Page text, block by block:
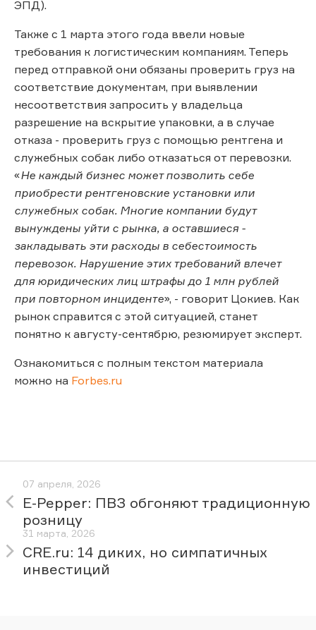
ЭПД).
Также с 1 марта этого года ввели новые
требования к логистическим компаниям. Теперь
перед отправкой они обязаны проверить груз на
соответствие документам, при выявлении
несоответствия запросить у владельца
разрешение на вскрытие упаковки, а в случае
отказа - проверить груз с помощью рентгена и
служебных собак либо отказаться от перевозки.
«Не каждый бизнес может позволить себе
приобрести рентгеновские установки или
служебных собак. Многие компании будут
вынуждены уйти с рынка, а оставшиеся -
закладывать эти расходы в себестоимость
перевозок. Нарушение этих требований влечет
для юридических лиц штрафы до 1 млн рублей
при повторном инциденте», - говорит Цокиев. Как
рынок справится с этой ситуацией, станет
понятно к августу-сентябрю, резюмирует эксперт.
Ознакомиться с полным текстом материала
можно на Forbes.ru
07 апреля, 2026
E-Pepper: ПВЗ обгоняют традиционную
розницу
31 марта, 2026
CRE.ru: 14 диких, но симпатичных
инвестиций